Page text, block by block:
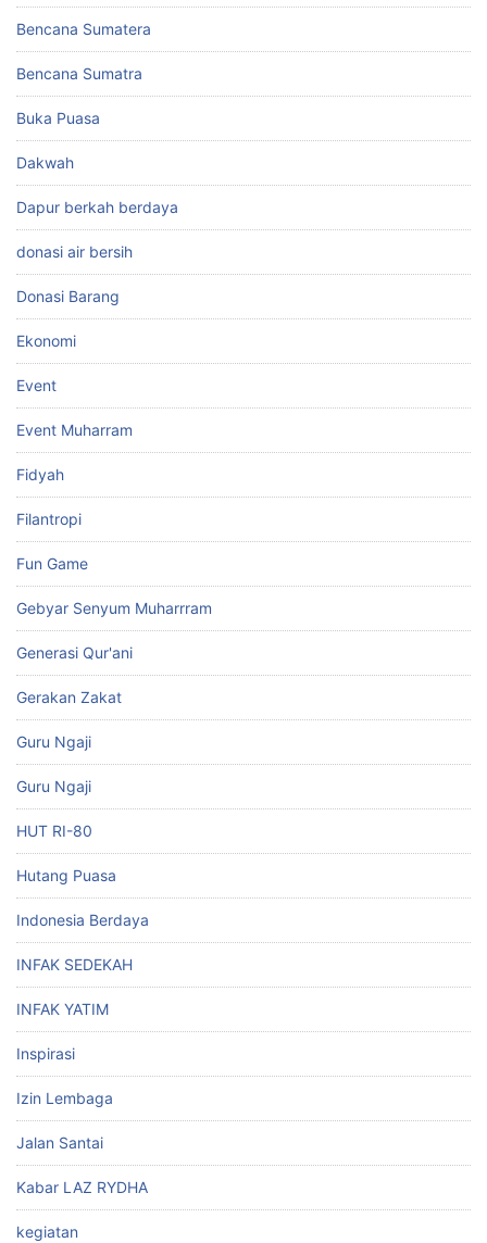
Bencana Sumatera
Bencana Sumatra
Buka Puasa
Dakwah
Dapur berkah berdaya
donasi air bersih
Donasi Barang
Ekonomi
Event
Event Muharram
Fidyah
Filantropi
Fun Game
Gebyar Senyum Muharrram
Generasi Qur'ani
Gerakan Zakat
Guru Ngaji
Guru Ngaji
HUT RI-80
Hutang Puasa
Indonesia Berdaya
INFAK SEDEKAH
INFAK YATIM
Inspirasi
Izin Lembaga
Jalan Santai
Kabar LAZ RYDHA
kegiatan